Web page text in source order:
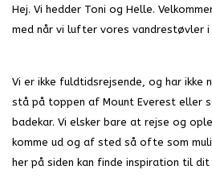
Hej. Vi hedder Toni og Helle.
med når vi lufter vores vandrestøvler i
Vi er ikke fuldtidsrejsende, og har ikke
stå på toppen af Mount Everest eller
badekar. Vi elsker bare at rejse og
komme ud og af sted så ofte som
her på siden kan finde inspiration til